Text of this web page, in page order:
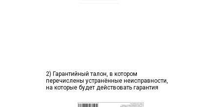
2) Гарантийный талон, в котором
перечислены устранённые неисправности,
на которые будет действовать гарантия